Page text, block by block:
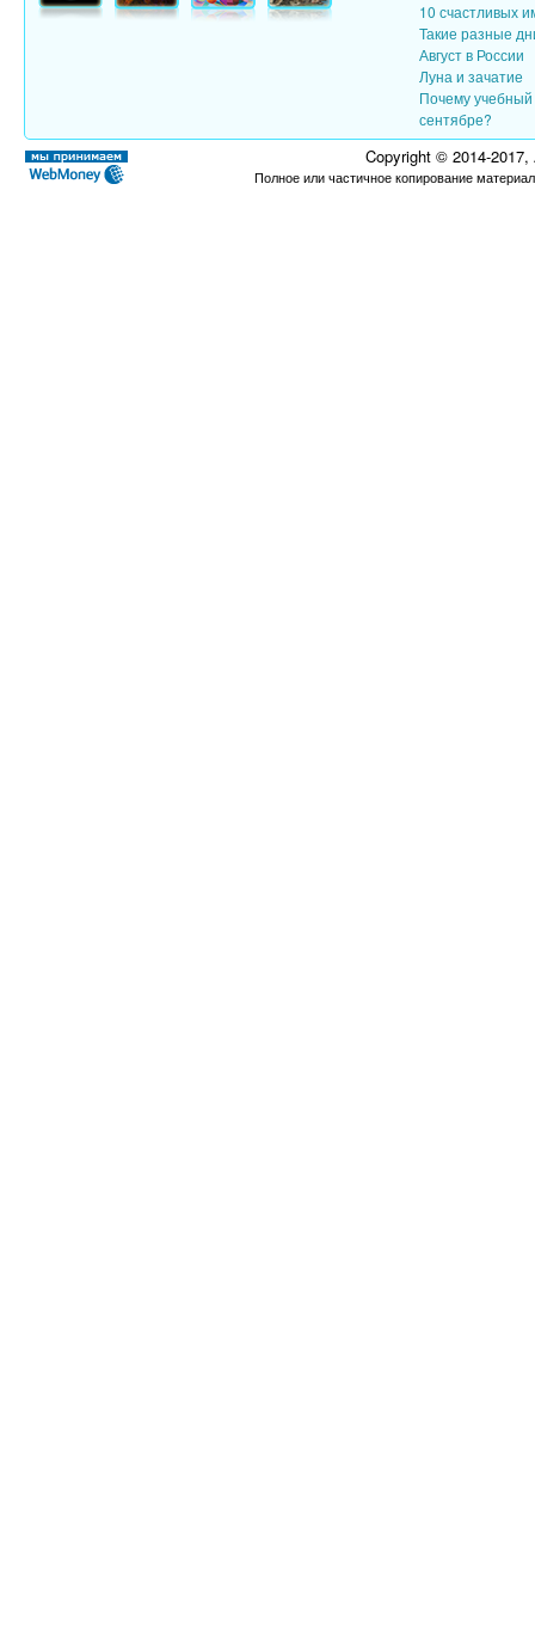
10 счастливых
Такие разные
Август в России
Луна и зачатие
Почему учебный
сентябре?
Copyright © 2014-
Полное или частичное копирование